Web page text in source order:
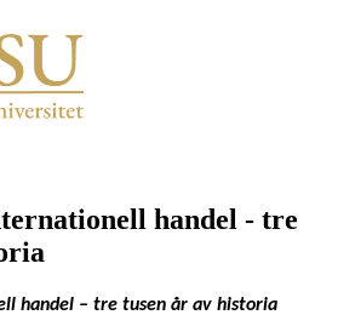
handel - tre
handel – tre tusen år av historia